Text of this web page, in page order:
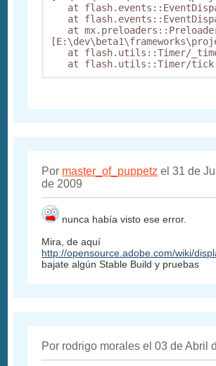
at
at
at
at flash.utils::Timer/
Por master_of_puppetz el 31 de
de 2009
nunca había visto ese error.
Mira, de aquí
http://opensource.adobe.com/wiki/
bajate algún Stable Build y pruebas
Por rodrigo morales el 03 de Abril